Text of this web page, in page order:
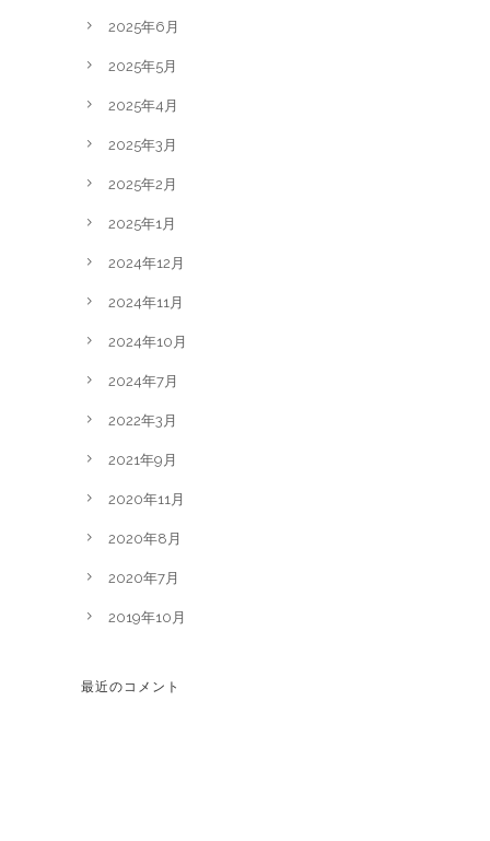
2025年6月
2025年5月
2025年4月
2025年3月
2025年2月
2025年1月
2024年12月
2024年11月
2024年10月
2024年7月
2022年3月
2021年9月
2020年11月
2020年8月
2020年7月
2019年10月
最近のコメント